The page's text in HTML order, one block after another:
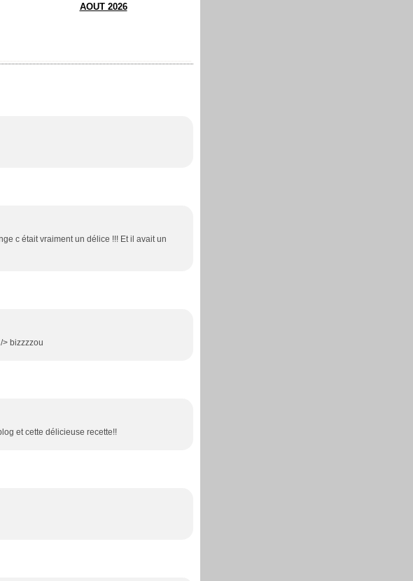
AOUT 2026
c était vraiment un délice !!! Et il avait un
> bizzzzou
et cette délicieuse recette!!